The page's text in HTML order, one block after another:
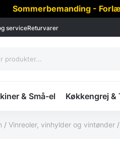
Sommerbemanding -
serviceReturvarer
& Små-el Køkkengrej &
/ Vinreoler, vinhylder og vintønder /